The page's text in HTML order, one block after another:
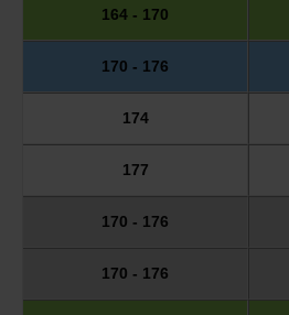
164 - 170
170 - 176
174
177
170 - 176
170 - 176